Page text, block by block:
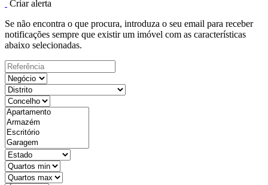
Criar alerta
Se não encontra o que procura, introduza o seu email para receber
notificações sempre que existir um imóvel com as características
abaixo selecionadas.